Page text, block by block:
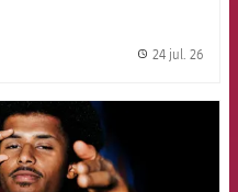
24 jul. 26
FCB Barcelona badge